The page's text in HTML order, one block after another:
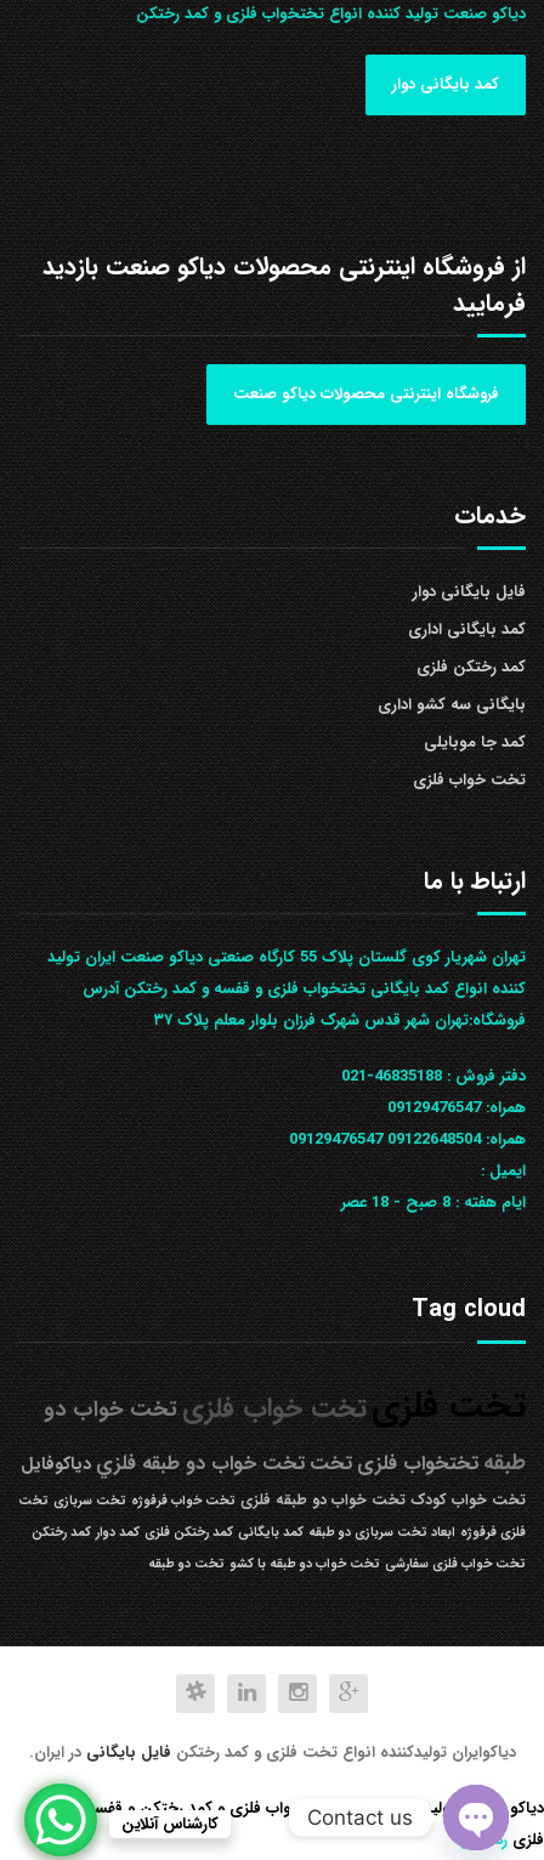
دیاکو صنعت تولید کننده انواع تختخواب فلزی و کمد رختکن
کمد بایگانی دوار
از فروشگاه اینترنتی محصولات دیاکو صنعت بازدید
فرمایید
فروشگاه اینترنتی محصولات دیاکو صنعت
خدمات
فایل بایگانی دوار
کمد بایگانی اداری
کمد رختکن فلزی
بایگانی سه کشو اداری
کمد جا موبایلی
تخت خواب فلزی
ارتباط با ما
تهران شهریار کوی گلستان پلاک 55 کارگاه صنعتی دیاکو صنعت ایران تولید
کننده انواع کمد بایگانی تختخواب فلزی و قفسه و کمد رختکن آدرس
ف‍روشگاه:تهران شهر قدس شهرک فرزان بلوار معلم پلاک ۳۷
دفتر فروش :46835188-021
همراه:09129476547
همراه: 09122648504
09129476547
ایمیل :
ایام هفته :8 صبح - 18 عصر
Tag cloud
تخت فلزیتخت خواب فلزیتخت خواب دو
طبقه تختخواب فلزیتختتخت خواب دو طبقه فلزيدیاکوفایل
تخت خواب کودک تخت خواب دو طبقه فلزی تخت خواب فرفوژه تخت سربازی تخت
فلزی فرفوژه ابعاد تخت سربازی دو طبقه کمد بایگانی کمد رختکن فلزی کمد دوار کمد رختکن
تخت خواب فلزی سفارشی تخت خواب دو طبقه با کشو تخت دو طبقه
دیاکوایران تولیدکننده انواع تخت فلزی و کمد رختکن فایل بایگانی در ایران.
کارشناس آنلاین
دیاکو صنعت تولید کننده انواع تخت خواب فلزی و کمد رختکن و قفسه کتابخانه
فلزی رد کردن
Contact us